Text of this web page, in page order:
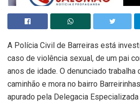
A Polícia Civil de Barreiras está
caso de violência sexual, de um pai
anos de idade. O denunciado
caminhão e mora no bairro
apurado pela Delegacia